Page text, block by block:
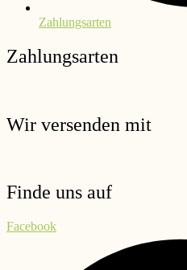
Zahlungsarten
Zahlungsarten
Wir versenden mit
Finde uns auf
Facebook